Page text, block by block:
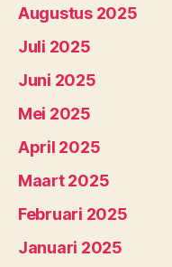
Augustus 2025
Juli 2025
Juni 2025
Mei 2025
April 2025
Maart 2025
Februari 2025
Januari 2025